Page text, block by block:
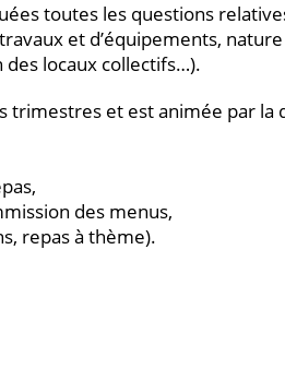
toutes les questions
et d’équipements,
des locaux collectifs…).
trimestres et est animée par la
des menus,
repas à thème).